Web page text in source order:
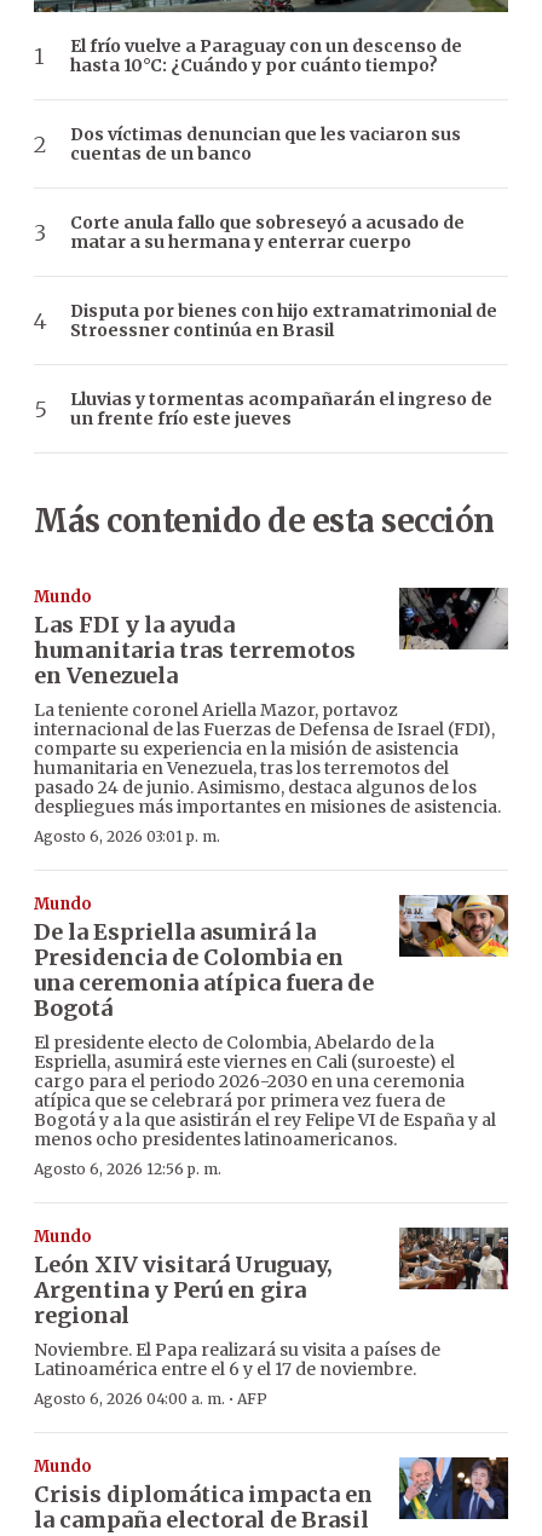
El frío vuelve a Paraguay con un descenso de
hasta 10°C: ¿Cuándo y por cuánto tiempo?
Dos víctimas denuncian que les vaciaron sus
cuentas de un banco
Corte anula fallo que sobreseyó a acusado de
matar a su hermana y enterrar cuerpo
Disputa por bienes con hijo extramatrimonial de
Stroessner continúa en Brasil
Lluvias y tormentas acompañarán el ingreso de
un frente frío este jueves
Más contenido de esta sección
Mundo
Las FDI y la ayuda
humanitaria tras terremotos
en Venezuela
La teniente coronel Ariella Mazor, portavoz
internacional de las Fuerzas de Defensa de Israel (FDI),
comparte su experiencia en la misión de asistencia
humanitaria en Venezuela, tras los terremotos del
pasado 24 de junio. Asimismo, destaca algunos de los
despliegues más importantes en misiones de asistencia.
Agosto 6, 2026 03:01 p. m.
Mundo
De la Espriella asumirá la
Presidencia de Colombia en
una ceremonia atípica fuera de
Bogotá
El presidente electo de Colombia, Abelardo de la
Espriella, asumirá este viernes en Cali (suroeste) el
cargo para el periodo 2026-2030 en una ceremonia
atípica que se celebrará por primera vez fuera de
Bogotá y a la que asistirán el rey Felipe VI de España y al
menos ocho presidentes latinoamericanos.
Agosto 6, 2026 12:56 p. m.
Mundo
León XIV visitará Uruguay,
Argentina y Perú en gira
regional
Noviembre. El Papa realizará su visita a países de
Latinoamérica entre el 6 y el 17 de noviembre.
Agosto 6, 2026 04:00 a. m. · AFP
Mundo
Crisis diplomática impacta en
la campaña electoral de Brasil